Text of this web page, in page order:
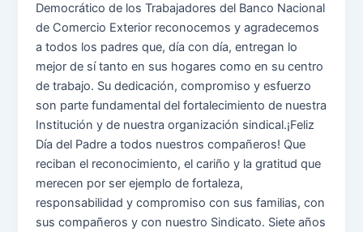
Democrático de los Trabajadores del Banco Nacional
de Comercio Exterior reconocemos y agradecemos
a todos los padres que, día con día, entregan lo
mejor de sí tanto en sus hogares como en su centro
de trabajo. Su dedicación, compromiso y esfuerzo
son parte fundamental del fortalecimiento de nuestra
Institución y de nuestra organización sindical.¡Feliz
Día del Padre a todos nuestros compañeros! Que
reciban el reconocimiento, el cariño y la gratitud que
merecen por ser ejemplo de fortaleza,
responsabilidad y compromiso con sus familias, con
sus compañeros y con nuestro Sindicato. Siete años